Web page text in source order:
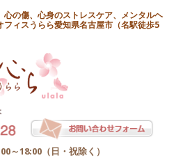
心の傷、心身のストレスケア、メンタルヘ
フィスうらら愛知県名古屋市（名駅徒歩5
～18:00（日・祝除く）